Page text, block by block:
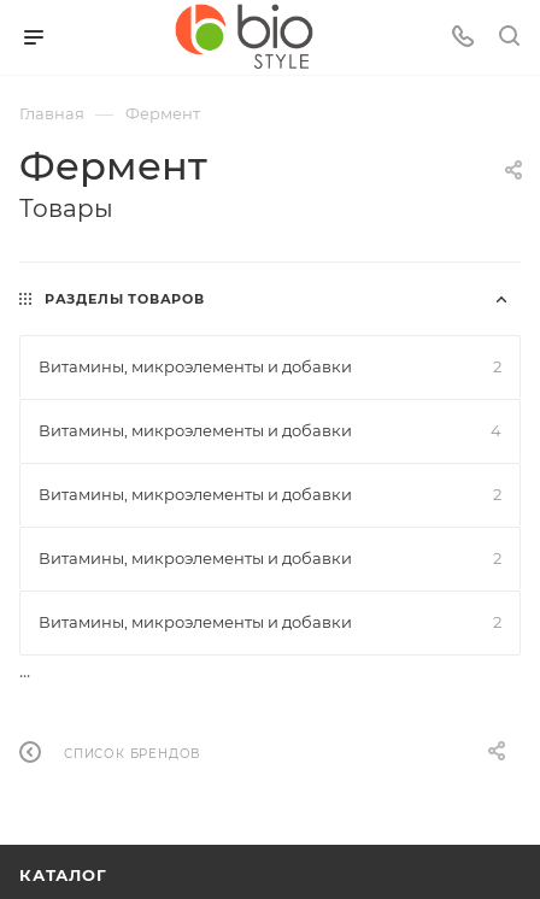
Главная — Фермент
Фермент
Товары
РАЗДЕЛЫ ТОВАРОВ
Витамины, микроэлементы и добавки 2
Витамины, микроэлементы и добавки 4
Витамины, микроэлементы и добавки 2
Витамины, микроэлементы и добавки 2
Витамины, микроэлементы и добавки 2
...
СПИСОК БРЕНДОВ
КАТАЛОГ